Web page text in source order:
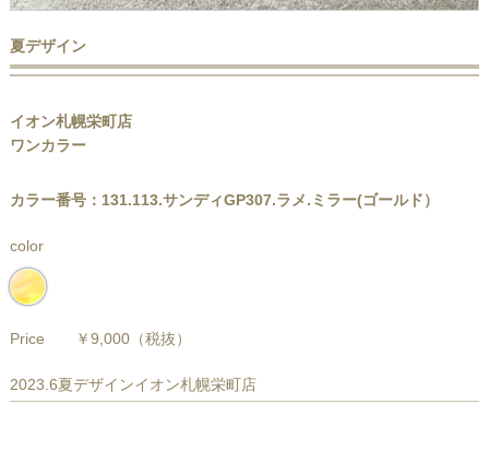
夏デザイン
イオン札幌栄町店
ワンカラー
カラー番号：131.113.サンディGP307.ラメ.ミラー(ゴールド）
color
Price ￥9,000（税抜）
2023.6夏デザインイオン札幌栄町店